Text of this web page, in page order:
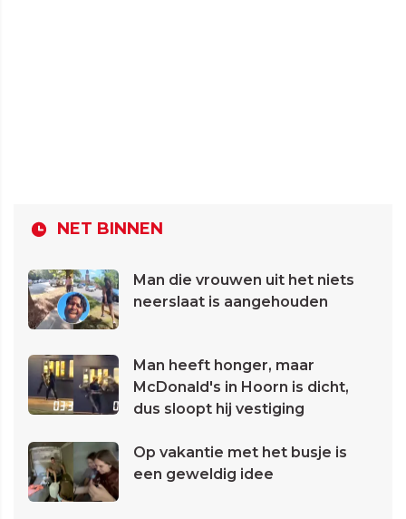
NET BINNEN
Man die vrouwen uit het niets
neerslaat is aangehouden
Man heeft honger, maar
McDonald's in Hoorn is dicht,
dus sloopt hij vestiging
Op vakantie met het busje is
een geweldig idee